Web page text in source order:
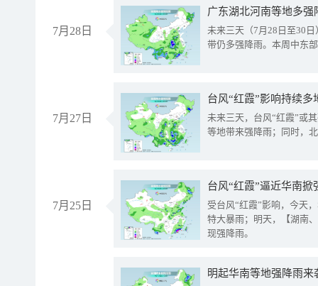
7月28日
广东湖北河南等地多
未来三天（7月28日至30
带仍多强降雨。本周中东
7月27日
台风“红霞”影响持续
未来三天，台风“红霞”或
等地带来强降雨；同时，
7月25日
台风“红霞”逼近华南
受台风“红霞”影响，今天
特大暴雨；明天，【湖南
现强降雨。
明起华南等地强降雨